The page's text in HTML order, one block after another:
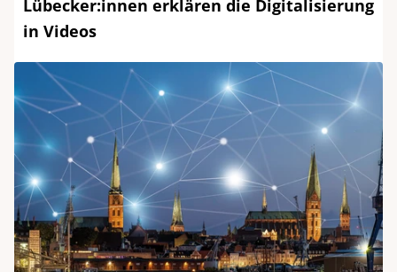
Lübecker:innen erklären die Digitalisierung
in Videos